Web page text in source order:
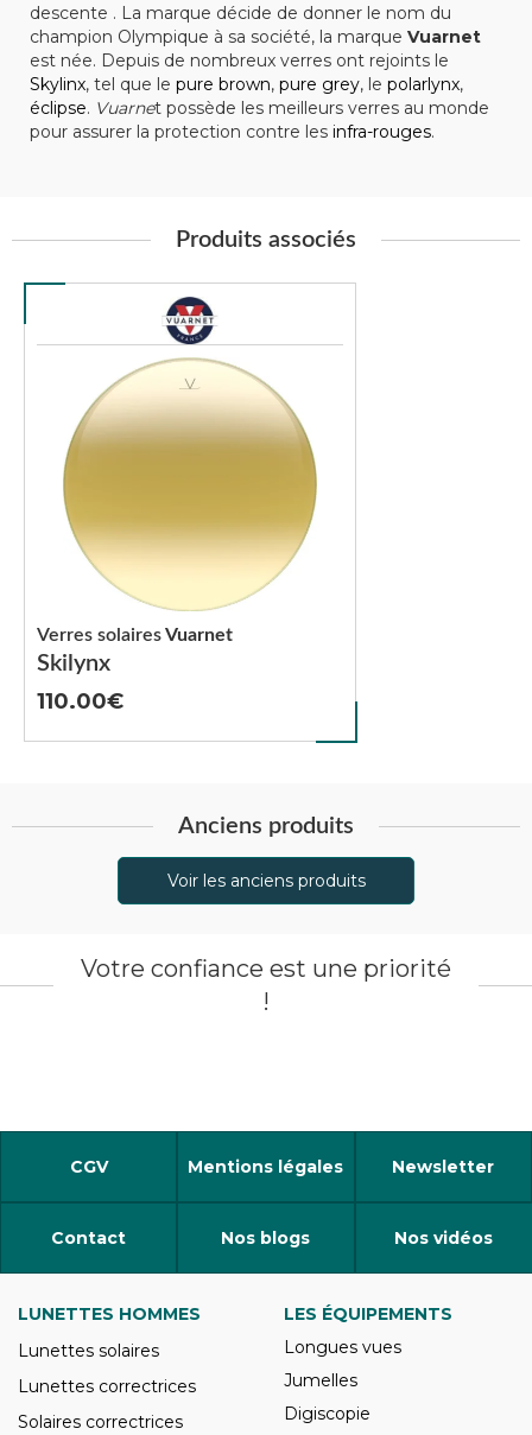
descente . La marque décide de donner le nom du
champion Olympique à sa société, la marque Vuarnet
est née. Depuis de nombreux verres ont rejoints le
Skylinx, tel que le pure brown, pure grey, le polarlynx,
éclipse. Vuarnet possède les meilleurs verres au monde
pour assurer la protection contre les infra-rouges.
Produits associés
Skilynx
Verres solairesVuarnet
110.00
Anciens produits
Voir les anciens produits
Votre confiance est une priorité
!
CGV Mentions légales Newsletter
Contact Nos blogs Nos vidéos
LUNETTES HOMMES
Lunettes solaires
Lunettes correctrices
Solaires correctrices
LES ÉQUIPEMENTS
Longues vues
Jumelles
Digiscopie